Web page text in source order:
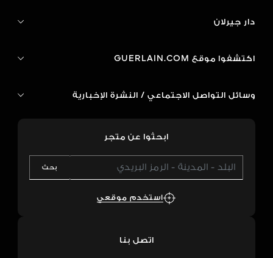
دار جيرلان
اكتشفوا موقع GUERLAIN.COM
وسائل التواصل الاجتماعي / النشرة الإخبارية
ابحثوا عن متجر
بحث
استخدم موقعي
اتصل بنا